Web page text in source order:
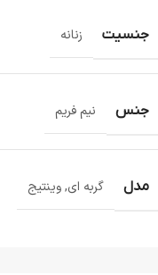
جنسیت زنانه
جنس نیم فریم
مدل گربه ای,وینتیج